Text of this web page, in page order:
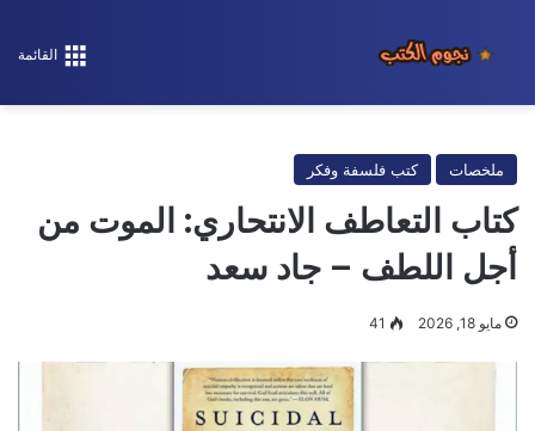
القائمة
ملخصات كتب فلسفة وفكر
كتاب التعاطف الانتحاري: الموت من
أجل اللطف – جاد سعد
مايو 18, 2026 41